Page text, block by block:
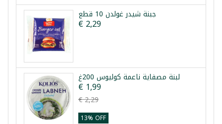
جبنة شيدر غولدن 10 قطع
€ 2,29
لبنة مصفاية ناعمة كوليوس 200غ
€ 1,99
€ 2,29
13% OFF